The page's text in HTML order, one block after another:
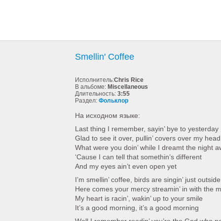
Smellin' Coffee
Исполнитель:Chris Rice
В альбоме: Miscellaneous
Длительность: 3:55
Раздел: Фольклор
На исходном языке:
Last thing I remember, sayin’ bye to yesterday
Glad to see it over, pullin’ covers over my head
What were you doin’ while I dreamt the night
‘Cause I can tell that somethin’s different
And my eyes ain’t even open yet
I’m smellin’ coffee, birds are singin’ just outside
Here comes your mercy streamin’ in with the
My heart is racin’, wakin’ up to your smile
It’s a good morning, it’s a good morning